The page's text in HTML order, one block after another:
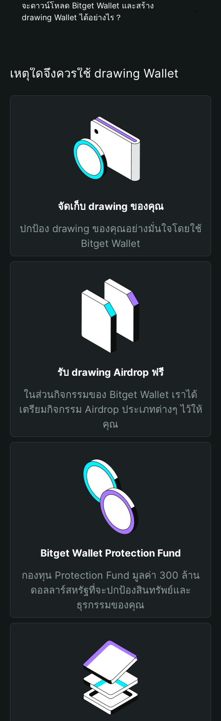
จะดาวน์โหลด Bitget Wallet และสร้าง
drawing Wallet ได้อย่างไร？
เหตุใดจึงควรใช้ drawing Wallet
จัดเก็บ drawing ของคุณ
ปกป้อง drawing ของคุณอย่างมั่นใจโดยใช้
Bitget Wallet
รับ drawing Airdrop ฟรี
ในส่วนกิจกรรมของ Bitget Wallet เราได้
เตรียมกิจกรรม Airdrop ประเภทต่างๆ ไว้ให้
คุณ
Bitget Wallet Protection Fund
กองทุน Protection Fund มูลค่า 300 ล้าน
ดอลลาร์สหรัฐที่จะปกป้องสินทรัพย์และ
ธุรกรรมของคุณ